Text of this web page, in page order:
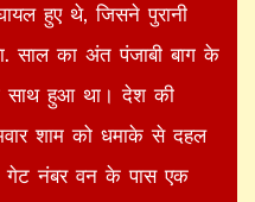
हुए थे, जिसने पुरानी
साल का अंत पंजाबी बाग के
साथ हुआ था। देश की
शाम को धमाके से दहल
गेट नंबर वन के पास एक